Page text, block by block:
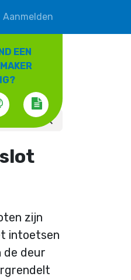
Aanmelden
EEN
zijn
intoetsen
de deur